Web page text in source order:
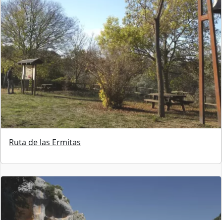
Ruta de las Ermitas